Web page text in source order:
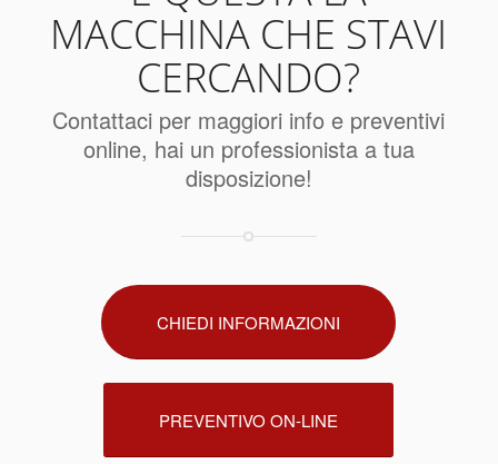
MACCHINA CHE STAVI
CERCANDO?
Contattaci per maggiori info e preventivi
online, hai un professionista a tua
disposizione!
CHIEDI INFORMAZIONI
PREVENTIVO ON-LINE